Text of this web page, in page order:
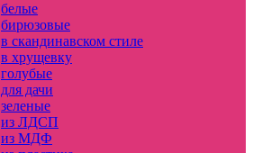
белые
бирюзовые
в скандинавском стиле
в хрущевку
голубые
для дачи
зеленые
из ЛДСП
из МДФ